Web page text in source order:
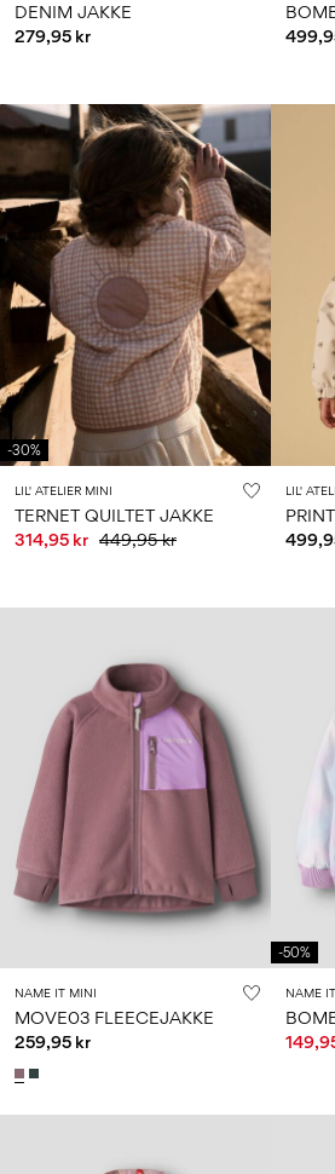
DENIM JAKKE
279,95 kr
-30%
LIL' ATELIER MINI
TERNET QUILTET JAKKE
314,95 kr 449,95 kr
LIL'
NAME IT MINI
MOVE03 FLEECEJAKKE
259,95 kr
-50%
NAME